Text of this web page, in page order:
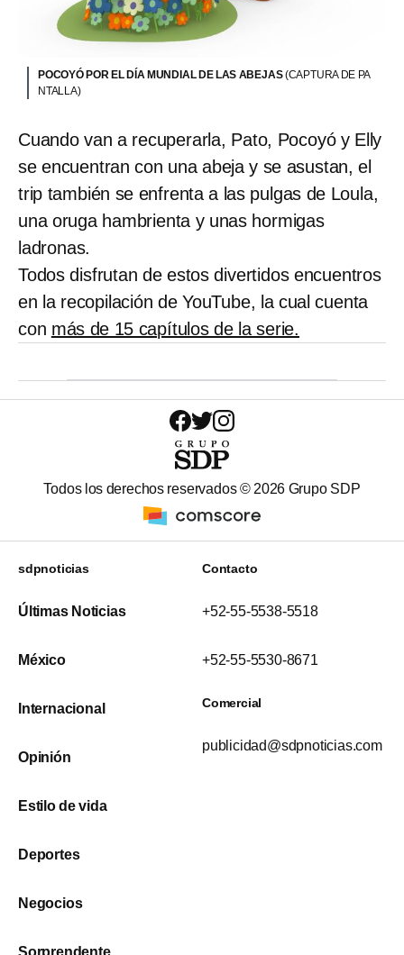
POCOYÓ POR EL DÍA MUNDIAL DE LAS ABEJAS(CAPTURA DE PA
NTALLA)
Cuando van a recuperarla, Pato, Pocoyó y Elly
se encuentran con una abeja y se asustan, el
trip también se enfrenta a las pulgas de Loula,
una oruga hambrienta y unas hormigas
ladronas.
Todos disfrutan de estos divertidos encuentros
en la recopilación de YouTube, la cual cuenta
con más de 15 capítulos de la serie.
Todos los derechos reservados © 2026 Grupo SDP
sdpnoticias
Últimas Noticias
México
Internacional
Opinión
Estilo de vida
Deportes
Negocios
Sorprendente
Contacto
+52-55-5538-5518
+52-55-5530-8671
Comercial
publicidad@sdpnoticias.com